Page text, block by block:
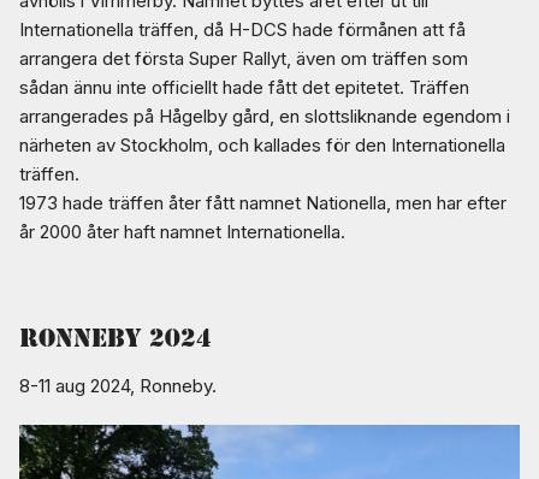
Internationella träffen, då H-DCS hade förmånen att få
arrangera det första Super Rallyt, även om träffen som
sådan ännu inte officiellt hade fått det epitetet. Träffen
arrangerades på Hågelby gård, en slottsliknande egendom i
närheten av Stockholm, och kallades för den Internationella
träffen.
1973 hade träffen åter fått namnet Nationella, men har efter
år 2000 åter haft namnet Internationella.
ronneby 2024
8-11 aug 2024, Ronneby.